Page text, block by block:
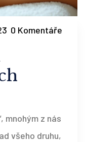
0 Komentáře
mnohým z nás
všeho druhu,